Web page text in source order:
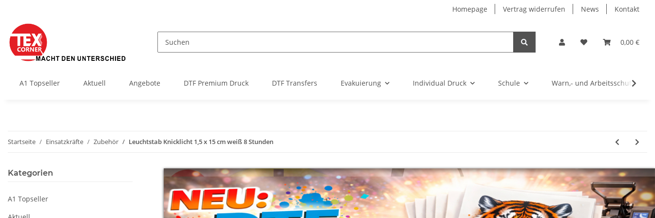
Homepage Vertrag widerrufen News Kontakt
0,00 €
A1 Topseller Aktuell Angebote DTF Premium Druck DTF Transfers Evakuierung Individual Druck Schule Warn,- und Arbeitsschutz
Startseite Einsatzkräfte Zubehör Leuchtstab Knicklicht 1,5 x 15 cm weiß 8 Stunden
Kategorien
A1 Topseller